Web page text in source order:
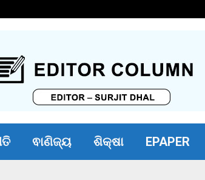
ଵାଣିଜ୍ୟ ଶିକ୍ଷା EPAPER